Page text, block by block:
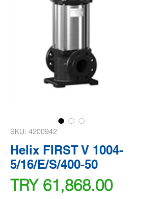
SKU: 4200942
Helix FIRST V 1004-
5/16/E/S/400-50
TRY 61,868.00Price